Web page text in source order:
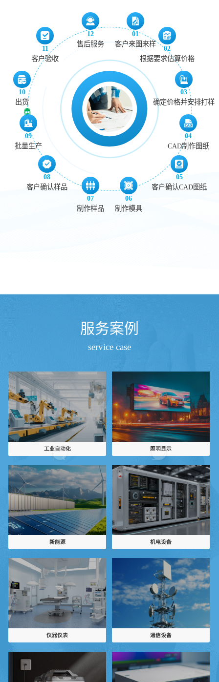
01
客户来图来样
02
根据要求估算价格
03
确定价格并安排打样
04
CAD制作图纸
05
客户确认CAD图纸
06
制作模具
07
制作样品
08
客户确认样品
09
批量生产
10
出货
11
客户验收
12
售后服务
服务案例
service case
工业自动化 照明显示
新能源 机电设备
仪器仪表 通信设备